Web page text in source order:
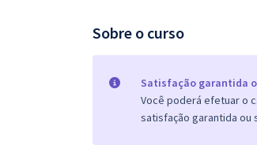
Sobre o curso
Satisfação garantida
Você poderá efetuar o
satisfação garantida ou